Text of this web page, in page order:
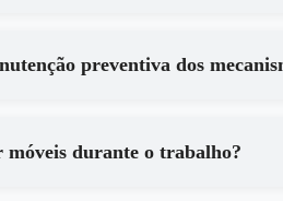
preventiva dos
móveis durante o trabalho?